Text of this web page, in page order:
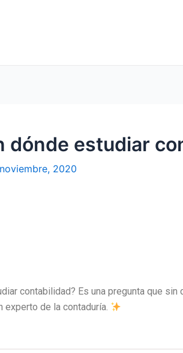
dónde estudiar
2020
contabilidad? Es una pregunta que
experto de la contaduría.